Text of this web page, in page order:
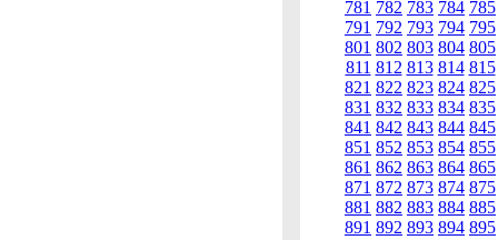
781 782 783 784 785
791 792 793 794 795
801 802 803 804 805
811 812 813 814 815
821 822 823 824 825
831 832 833 834 835
841 842 843 844 845
851 852 853 854 855
861 862 863 864 865
871 872 873 874 875
881 882 883 884 885
891 892 893 894 895